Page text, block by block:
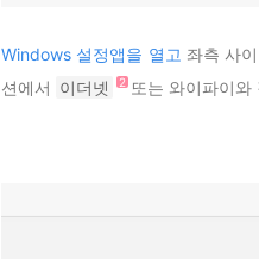
Windows 설정앱을 열고 좌측 사
션에서 이더넷 또는 와이파이